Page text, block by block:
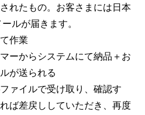
れたもの。お客さまには日本
ルが届きます。
作業
ーからシステムにて納品＋お
が送られる
ァイルで受け取り、確認す
ば差戻ししていただき、再度